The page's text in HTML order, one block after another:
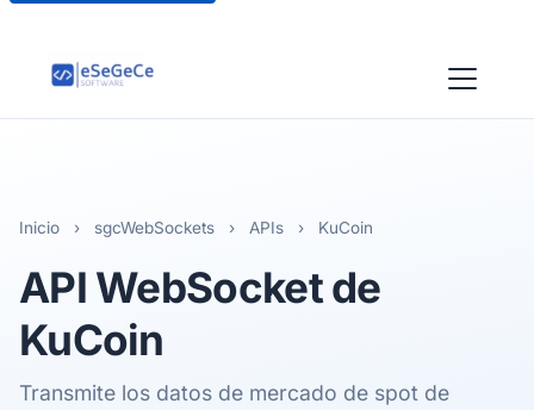
Inicio › sgcWebSockets › APIs › KuCoin
API WebSocket de
KuCoin
Transmite los datos de mercado de spot de